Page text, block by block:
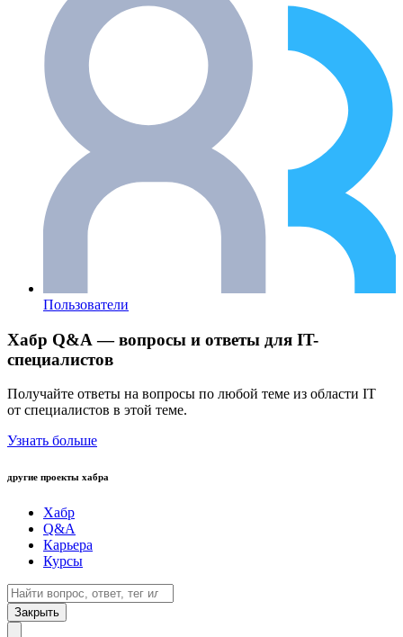
Пользователи
Хабр Q&A — вопросы и ответы для IT-
специалистов
Получайте ответы на вопросы по любой теме из области IT
от специалистов в этой теме.
Узнать больше
другие проекты хабра
Хабр
Q&A
Карьера
Курсы
Закрыть